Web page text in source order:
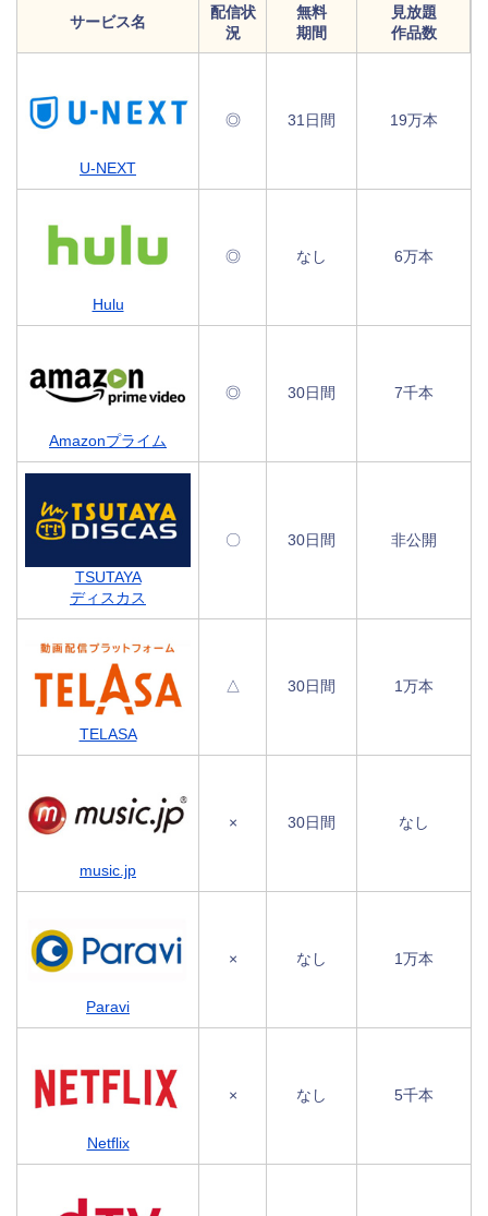
サービス名
配信状
況
無料
期間
見放題
作品数
U-NEXT
◎ 31日間 19万本
Hulu
◎ なし 6万本
Amazonプライム
◎ 30日間 7千本
TSUTAYA
ディスカス
〇 30日間 非公開
TELASA
△ 30日間 1万本
music.jp
× 30日間 なし
Paravi
× なし 1万本
Netflix
× なし 5千本